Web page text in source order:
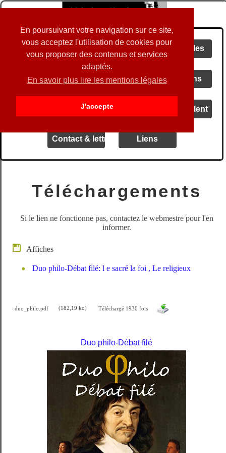
En poursuivant votre navigation sur ce site,
vous acceptez l'utilisation de cookies pour
vous proposer des contenus et services
adaptés.
En savoir plus lire les mentions légales
J'accepte
Spectacles
Audio Vidéos Créations
Blog Ils en parlent
Contact & lettre d' info Liens
Téléchargements
Si le lien ne fonctionne pas, contactez le webmestre pour l'en
informer.
Affiches
Duo philo-Débat filé: l e sacré la foi , Le religieux
duo_philo.pdf (182,19 ko) Téléchargé 1930 fois
Duo philo-Débat filé